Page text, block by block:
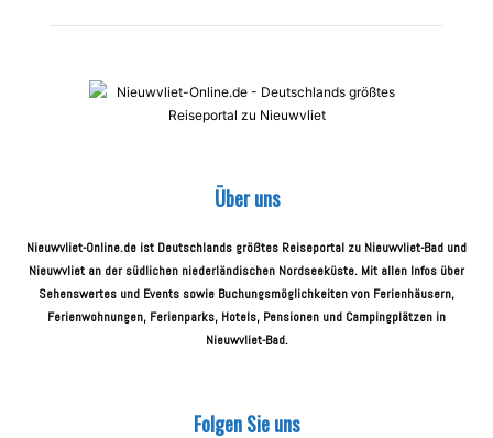
Über uns
Nieuwvliet-Online.de ist Deutschlands größtes Reiseportal zu Nieuwvliet-Bad und
Nieuwvliet an der südlichen niederländischen Nordseeküste. Mit allen Infos über
Sehenswertes und Events sowie Buchungsmöglichkeiten von Ferienhäusern,
Ferienwohnungen, Ferienparks, Hotels, Pensionen und Campingplätzen in
Nieuwvliet-Bad.
Folgen Sie uns